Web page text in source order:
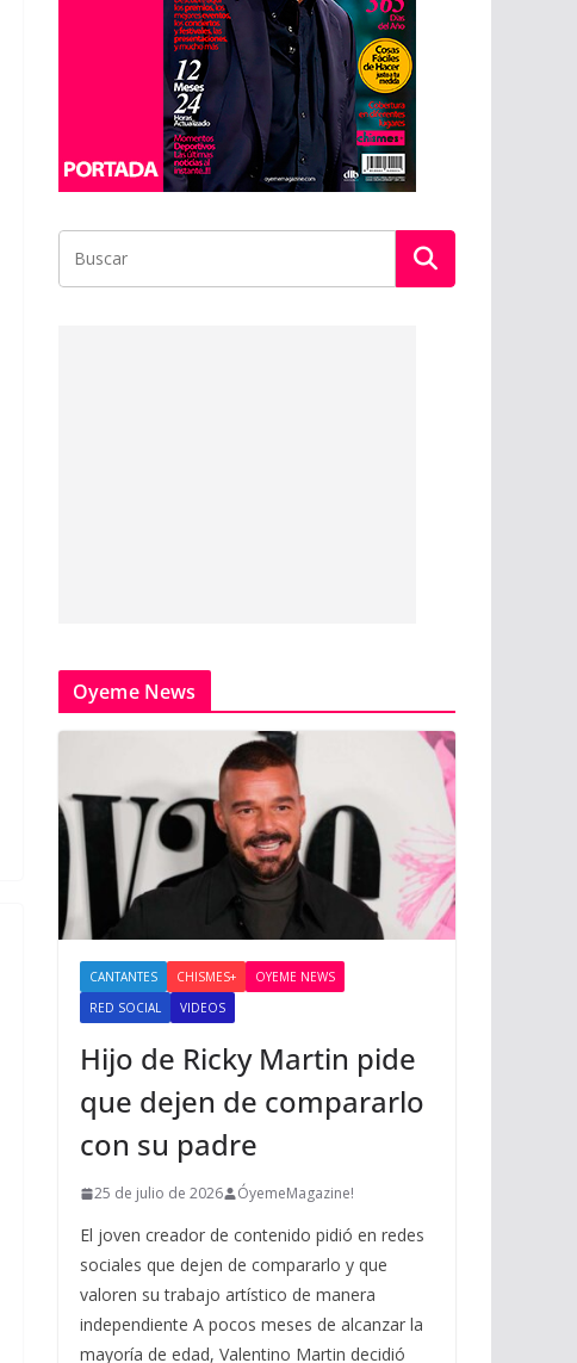
Oyeme News
CANTANTES CHISMES+
OYEME NEWS
RED SOCIAL
VIDEOS
Hijo de Ricky Martin pide
que dejen de compararlo
con su padre
25 de julio de 2026 ÓyemeMagazine!
El joven creador de contenido pidió en redes
sociales que dejen de compararlo y que
valoren su trabajo artístico de manera
independiente A pocos meses de alcanzar la
mayoría de edad, Valentino Martin decidió